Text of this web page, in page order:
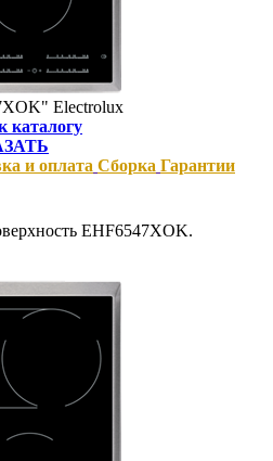
Electrolux
каталогу
и оплата Сборка Гарантии
EHF6547XOK.